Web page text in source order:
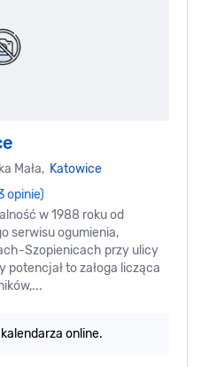
Mała, Katowice
opinie)
w 1988 roku od
serwisu ogumienia,
Szopienicach przy ulicy
potencjał to załoga licząca
online.